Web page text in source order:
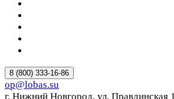
8 (800) 333-16-86
op@lobas.su
г. Нижний Новгород, ул. Правдинская